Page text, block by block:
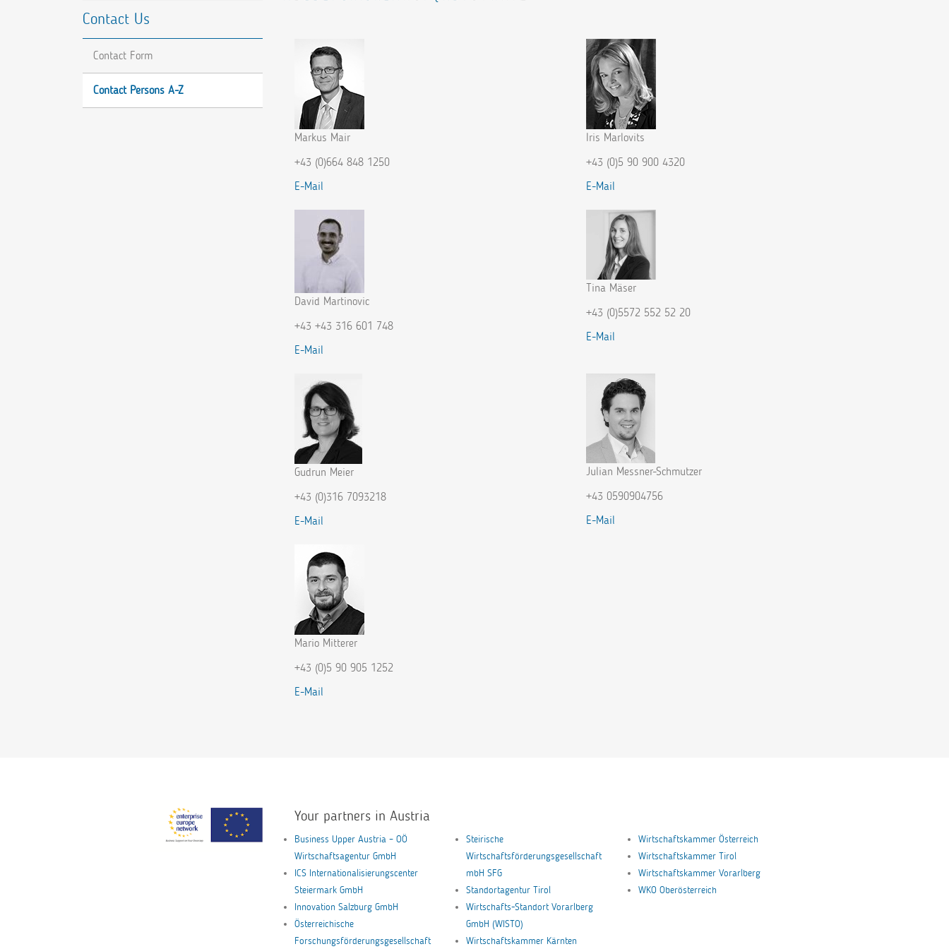
Markus Mair
+43 (0)664 848 1250
E-Mail
Iris Marlovits
+43 (0)5 90 900 4320
E-Mail
David Martinovic
+43 +43 316 601 748
E-Mail
Tina Mäser
+43 (0)5572 552 52 20
E-Mail
Gudrun Meier
+43 (0)316 7093218
E-Mail
Julian Messner-Schmutzer
+43 0590904756
E-Mail
Mario Mitterer
+43 (0)5 90 905 1252
E-Mail
Contact Us
Contact Form
Contact Persons A-Z
Your partners in Austria
Business Upper Austria – OÖ
Wirtschaftsagentur GmbH
ICS Internationalisierungscenter
Steiermark GmbH
Innovation Salzburg GmbH
Österreichische
Forschungsförderungsgesellschaft
Steirische
Wirtschaftsförderungsgesellschaft
mbH SFG
Standortagentur Tirol
Wirtschafts-Standort Vorarlberg
GmbH (WISTO)
Wirtschaftskammer Kärnten
Wirtschaftskammer Österreich
Wirtschaftskammer Tirol
Wirtschaftskammer Vorarlberg
WKO Oberösterreich